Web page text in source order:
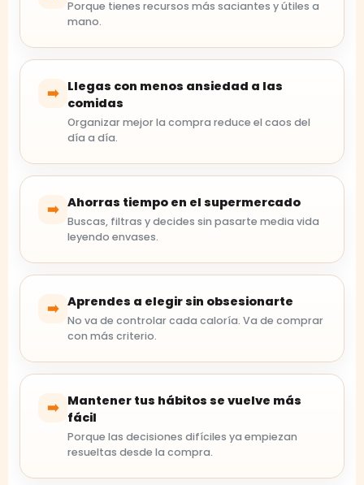
Porque tienes recursos más saciantes y útiles a
mano.
➡️ Llegas con menos ansiedad a las
comidas
Organizar mejor la compra reduce el caos del
día a día.
➡️ Ahorras tiempo en el supermercado
Buscas, filtras y decides sin pasarte media vida
leyendo envases.
➡️ Aprendes a elegir sin obsesionarte
No va de controlar cada caloría. Va de comprar
con más criterio.
➡️ Mantener tus hábitos se vuelve más
fácil
Porque las decisiones difíciles ya empiezan
resueltas desde la compra.